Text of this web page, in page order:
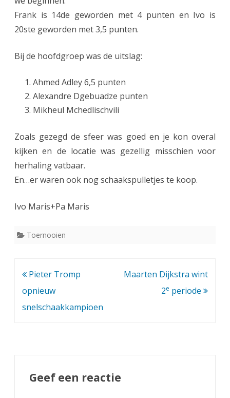
e
t
Frank is 14de geworden met 4 punten en Ivo is
20ste geworden met 3,5 punten.
Bij de hoofdgroep was de uitslag:
Ahmed Adley 6,5 punten
Alexandre Dgebuadze punten
Mikheul Mchedlischvili
Zoals gezegd de sfeer was goed en je kon overal
kijken en de locatie was gezellig misschien voor
herhaling vatbaar.
En…er waren ook nog schaakspulletjes te koop.
Ivo Maris+Pa Maris
Toernooien
Bericht
navigatie
Pieter Tromp
opnieuw
snelschaakkampioen
Maarten Dijkstra wint
2e periode
Geef een reactie